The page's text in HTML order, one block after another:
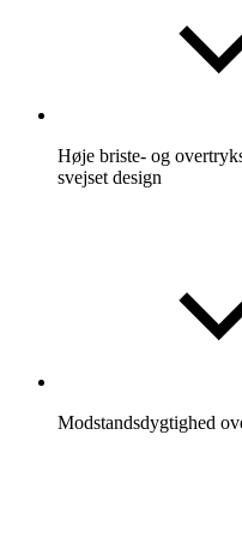
Høje briste- og
svejset design
Modstandsdygtighed